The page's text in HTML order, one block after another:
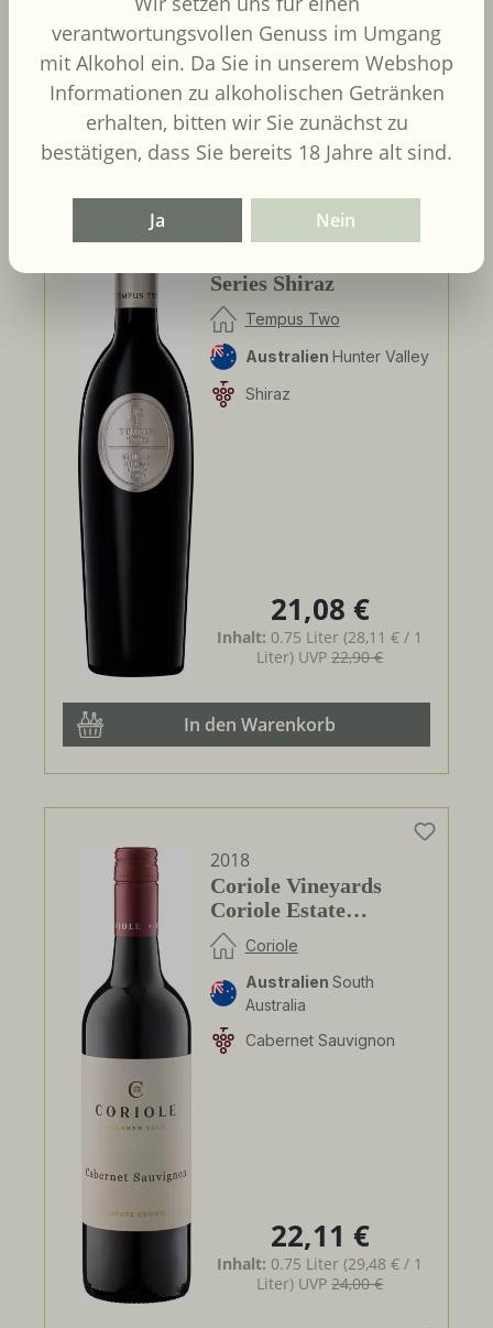
Inhalt: 0.75 Liter(27,87 € / 1
Liter)UVP 20,90 €
Details
Series Shiraz
Tempus Two
Australien Hunter Valley
Shiraz
Regulärer Preis:
21,08 €
Inhalt: 0.75 Liter(28,11 € / 1
Liter) UVP22,90 €
In den Warenkorb
2018
Coriole Vineyards
Coriole Estate
Cabernet Sauvignon
Coriole
Australien South
Australia
Cabernet Sauvignon
Regulärer Preis:
22,11 €
Inhalt: 0.75 Liter(29,48 € / 1
Liter) UVP24,00 €
verantwortungsvollen Genuss im Umgang
mit Alkohol ein. Da Sie in unserem Webshop
Informationen zu alkoholischen Getränken
erhalten, bitten wir Sie zunächst zu
bestätigen, dass Sie bereits 18 Jahre alt sind.
Ja Nein